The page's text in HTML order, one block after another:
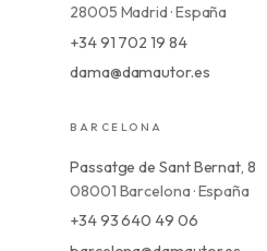
28005 Madrid · España
+34 91 702 19 84
dama@damautor.es
BARCELONA
Passatge de Sant Bernat, 8
08001 Barcelona · España
+34 93 640 49 06